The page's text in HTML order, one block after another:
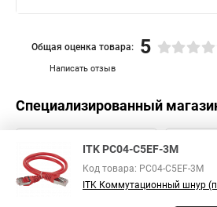
Написать отзыв
Общая оценка товара: 5
Специализированный
ITK PC04-C5EF-3M
Код товара: PC04-C5EF-3M
ITK Коммутационный шнур